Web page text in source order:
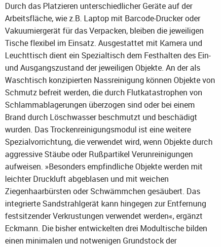
Durch das Platzieren unterschiedlicher Geräte auf der
Arbeitsfläche, wie z.B. Laptop mit Barcode-Drucker oder
Vakuumiergerät für das Verpacken, bleiben die jeweiligen
Tische flexibel im Einsatz. Ausgestattet mit Kamera und
Leuchttisch dient ein Spezialtisch dem Festhalten des Ein-
und Ausgangszustand der jeweiligen Objekte. An der als
Waschtisch konzipierten Nassreinigung können Objekte von
Schmutz befreit werden, die durch Flutkatastrophen von
Schlammablagerungen überzogen sind oder bei einem
Brand durch Löschwasser beschmutzt und beschädigt
wurden. Das Trockenreinigungsmodul ist eine weitere
Spezialvorrichtung, die verwendet wird, wenn Objekte durch
aggressive Stäube oder Rußpartikel Verunreinigungen
aufweisen. »Besonders empfindliche Objekte werden mit
leichter Druckluft abgeblasen und mit weichen
Ziegenhaarbürsten oder Schwämmchen gesäubert. Das
integrierte Sandstrahlgerät kann hingegen zur Entfernung
festsitzender Verkrustungen verwendet werden«, ergänzt
Eckmann. Die bisher entwickelten drei Modultische bilden
einen minimalen und notwenigen Grundstock der